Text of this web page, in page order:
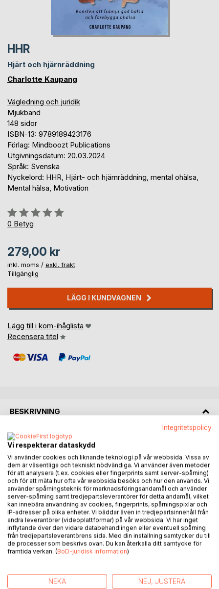
HHR
Hjärt och hjärnräddning
Charlotte Kaupang
Vägledning och juridik
Mjukband
148 sidor
ISBN-13: 9789189423176
Förlag: Mindboozt Publications
Utgivningsdatum: 20.03.2024
Språk: Svenska
Nyckelord: HHR, Hjärt- och hjärnräddning, mental ohälsa,
Mental hälsa, Motivation
Betyg::
0%
0 Betyg
279,00 kr
inkl. moms / exkl. frakt
Tillgänglig
LÄGG I KUNDVAGNEN
Lägg till i kom-ihåglista
Recensera titel
BESKRIVNING
HHR hjärt och hjärnräddning.
Går det att förebygga mental ohäsla?
Charlotte Kaupang är en inspirerande instruktör inom
Mental Health First Aid (Första hjälpen till psykisk hälsa)
som introducerades i Sverige 2010. Studier visar att detta
kan rädda liv. Genom sin bok och som utbildare på
YourMinds delar Charlotte med sig av hur vi kan stötta och
hjälpa människor med psykisk ohälsa med medkänsla och
förståelse, utan att själva dras in i deras smärta. Hennes
mission är att höja kompetensen inom detta ämne och
normalisera psykisk ohälsa, något majoriteten upplever
arbeta tillsammans för en mer medveten och
medkännande värld.
Integritetspolicy
Vi respekterar dataskydd
Vi använder cookies och liknande teknologi på vår webbsida. Vissa av
dem är väsentliga och tekniskt nödvändiga. Vi använder även metoder
för att analysera (t.ex. cookies eller fingerprints samt server-spårning)
och för att mäta hur ofta vår webbsida besöks och hur den används. Vi
använder spårningsteknik för marknadsföringsändamål och använder
server-spårning samt tredjepartsleverantörer för detta ändamål, vilket
kan innebära användning av cookies, fingerprints, spårningspixlar och
IP-adresser på olika enheter. Vi bäddar även in tredjepartsinnehåll från
andra leverantörer (videoplattformar) på vår webbsida. Vi har inget
inflytande över den vidare databehandlingen eller eventuell spårning
från tredjepartsleverantörens sida. Med din inställning samtycker du till
de processer som beskrivs ovan. Du kan återkalla ditt samtycke för
framtida verkan. (BoD-juridisk information)
NEKA NEJ, JUSTERA